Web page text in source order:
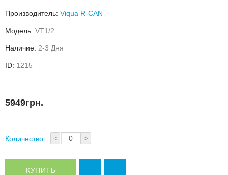
Производитель: Viqua R-CAN
Модель: VT1/2
Наличие: 2-3 Дня
ID: 1215
5949грн.
Количество < >
КУПИТЬ